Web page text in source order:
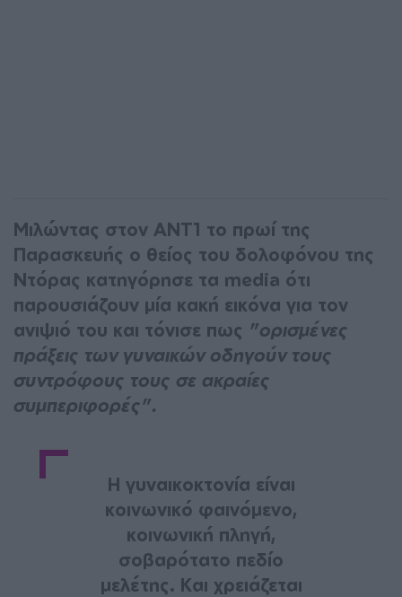
Μιλώντας στον ΑΝΤ1 το πρωί της
Παρασκευής ο θείος του δολοφόνου της
Ντόρας κατηγόρησε τα media ότι
παρουσιάζουν μία κακή εικόνα για τον
ανιψιό του και τόνισε πως "ορισμένες
πράξεις των γυναικών οδηγούν τους
συντρόφους τους σε ακραίες
συμπεριφορές".
Η γυναικοκτονία είναι
κοινωνικό φαινόμενο,
κοινωνική πληγή,
σοβαρότατο πεδίο
μελέτης. Και χρειάζεται